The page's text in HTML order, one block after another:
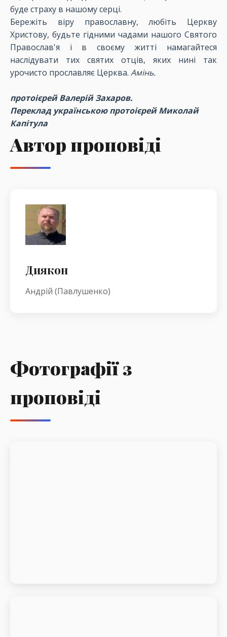
буде страху в нашому серці.
Бережіть віру православну, любіть Церкву
Христову, будьте гідними чадами нашого Святого
Православ'я і в своєму житті намагайтеся
наслідувати тих святих отців, яких нині так
урочисто прославляє Церква. Амінь.
протоієрей Валерій Захаров.
Переклад українською протоієрей Миколай
Капітула
Автор проповіді
Диякон
Андрій (Павлушенко)
Фотографії з
проповіді